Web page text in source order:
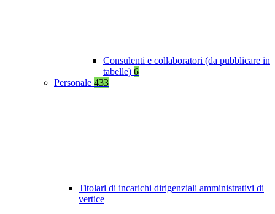
Consulenti e collaboratori (da pubblicare in
tabelle) 6
Personale 433
Titolari di incarichi dirigenziali amministrativi di
vertice